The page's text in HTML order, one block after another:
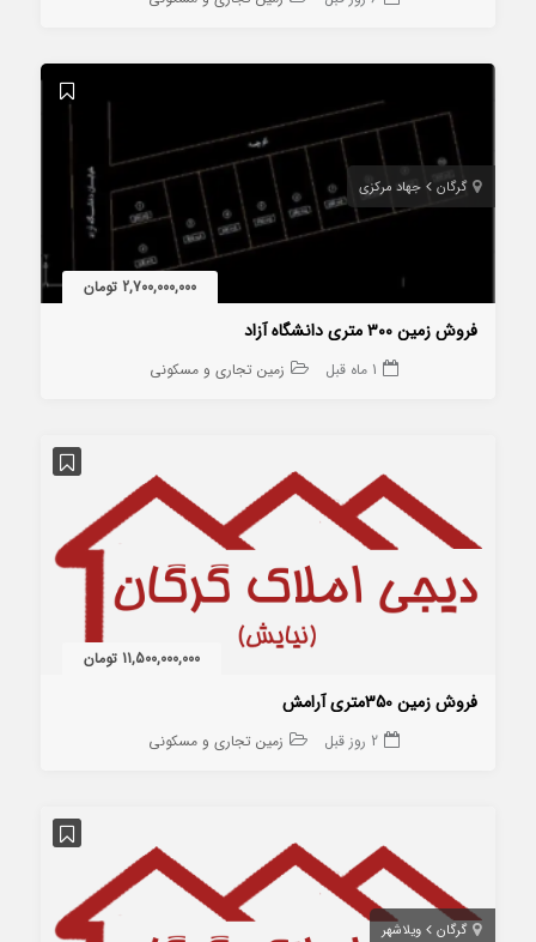
گرگان جهاد مرکزی
2,700,000,000 تومان
فروش زمین ۳۰۰ متری دانشگاه آزاد
1 ماه قبل زمین تجاری و مسکونی
11,500,000,000 تومان
فروش زمین 350متری آرامش
2 روز قبل زمین تجاری و مسکونی
گرگان ویلاشهر